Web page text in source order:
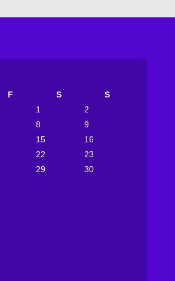
F S
S
1
2
8
9
15
16
22
23
29 30